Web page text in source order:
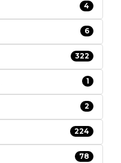
4
6
322
1
2
224
78